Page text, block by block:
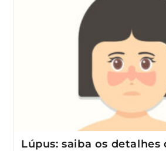
Lúpus: saiba os detalhes